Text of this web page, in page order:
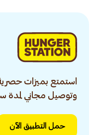
استمتع بميزات
وتوصيل مجاني لمدة
حمل التطبيق الآن